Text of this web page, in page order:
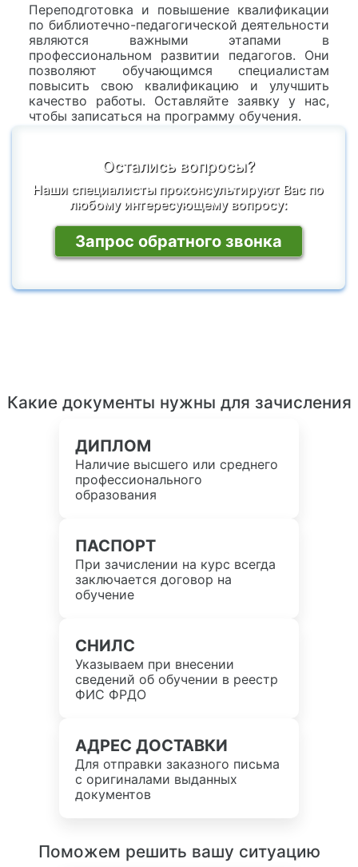
Переподготовка и повышение квалификации
по библиотечно-педагогической деятельности
являются важными этапами в
профессиональном развитии педагогов. Они
позволяют обучающимся специалистам
повысить свою квалификацию и улучшить
качество работы. Оставляйте заявку у нас,
чтобы записаться на программу обучения.
Остались вопросы?
Наши специалисты проконсультируют Вас по
любому интересующему вопросу:
Запрос обратного звонка
Какие документы нужны для зачисления
ДИПЛОМ
Наличие высшего или среднего
профессионального
образования
ПАСПОРТ
При зачислении на курс всегда
заключается договор на
обучение
СНИЛС
Указываем при внесении
сведений об обучении в реестр
ФИС ФРДО
АДРЕС ДОСТАВКИ
Для отправки заказного письма
с оригиналами выданных
документов
Поможем решить вашу ситуацию